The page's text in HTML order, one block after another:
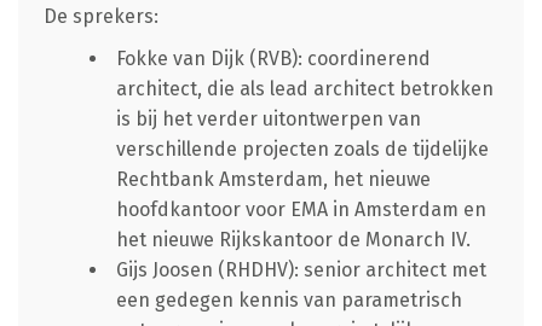
De sprekers:
Fokke van Dijk (RVB): coordinerend
architect, die als lead architect betrokken
is bij het verder uitontwerpen van
verschillende projecten zoals de tijdelijke
Rechtbank Amsterdam, het nieuwe
hoofdkantoor voor EMA in Amsterdam en
het nieuwe Rijkskantoor de Monarch IV.
Gijs Joosen (RHDHV): senior architect met
een gedegen kennis van parametrisch